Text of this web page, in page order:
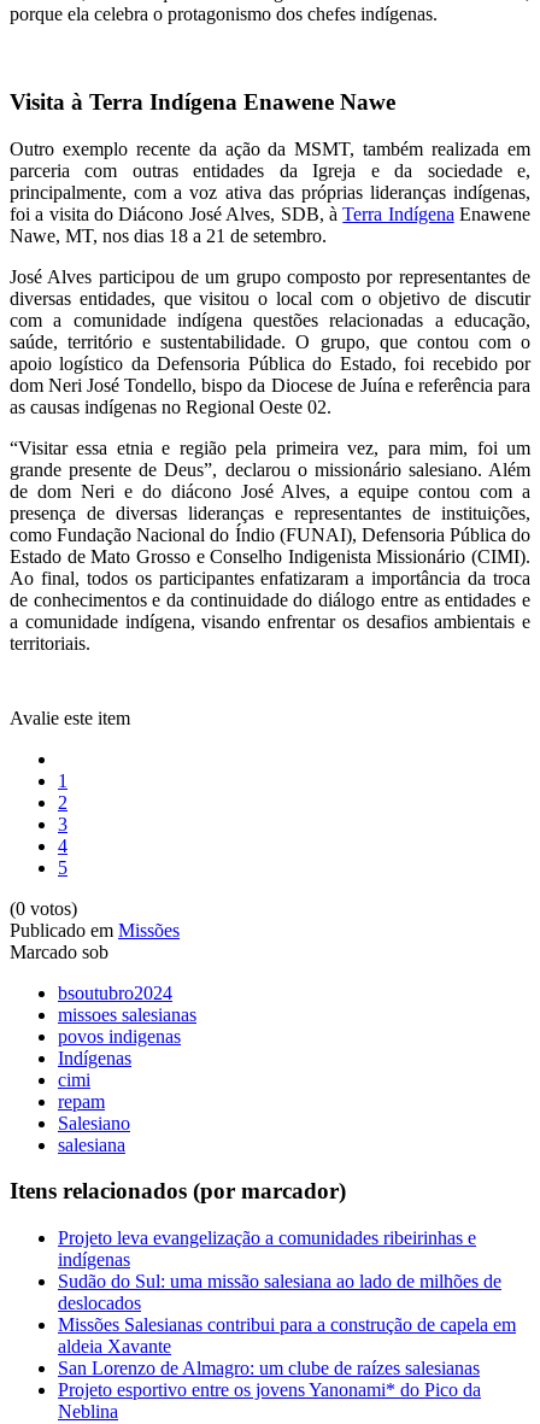
porque ela celebra o protagonismo dos chefes indígenas.
Visita à Terra Indígena Enawene Nawe
Outro exemplo recente da ação da MSMT, também realizada em
parceria com outras entidades da Igreja e da sociedade e,
principalmente, com a voz ativa das próprias lideranças indígenas,
foi a visita do Diácono José Alves, SDB, àTerra Indígena Enawene
Nawe, MT, nos dias 18 a 21 de setembro.
José Alves participou de um grupo composto por representantes de
diversas entidades, que visitou o local com o objetivo de discutir
com a comunidade indígena questões relacionadas a educação,
saúde, território e sustentabilidade. O grupo, que contou com o
apoio logístico da Defensoria Pública do Estado, foi recebido por
dom Neri José Tondello, bispo da Diocese de Juína e referência para
as causas indígenas no Regional Oeste 02.
“Visitar essa etnia e região pela primeira vez, para mim, foi um
grande presente de Deus”, declarou o missionário salesiano. Além
de dom Neri e do diácono José Alves, a equipe contou com a
presença de diversas lideranças e representantes de instituições,
como Fundação Nacional do Índio (FUNAI), Defensoria Pública do
Estado de Mato Grosso e Conselho Indigenista Missionário (CIMI).
Ao final, todos os participantes enfatizaram a importância da troca
de conhecimentos e da continuidade do diálogo entre as entidades e
a comunidade indígena, visando enfrentar os desafios ambientais e
territoriais.
Avalie este item
1
2
3
4
5
(0 votos)
Publicado em Missões
Marcado sob
bsoutubro2024
missoes salesianas
povos indigenas
Indígenas
cimi
repam
Salesiano
salesiana
Itens relacionados (por marcador)
Projeto leva evangelização a comunidades ribeirinhas e
indígenas
Sudão do Sul: uma missão salesiana ao lado de milhões de
deslocados
Missões Salesianas contribui para a construção de capela em
aldeia Xavante
San Lorenzo de Almagro: um clube de raízes salesianas
Projeto esportivo entre os jovens Yanonami* do Pico da
Neblina